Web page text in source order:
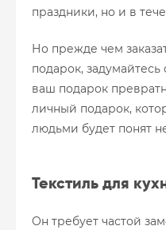
праздники, но и в
Но прежде чем
подарок,
ваш подарок
личный подарок,
людьми будет понят
Текстиль для
Он требует частой